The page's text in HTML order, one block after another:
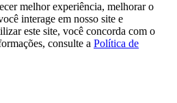
melhor experiência, melhorar o
interage em nosso site e
este site, você concorda com o
consulte a Política de